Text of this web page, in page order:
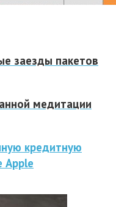
заезды пакетов
медитации
кредитную
Apple